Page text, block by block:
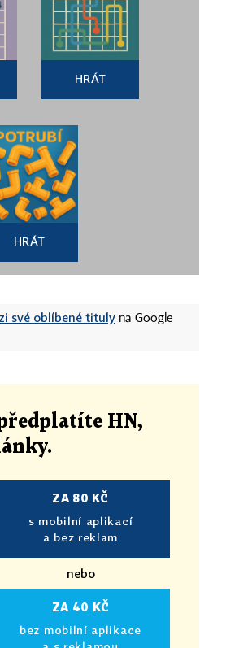
HRÁT
HRÁT
své oblíbené tituly na Google
HN,
.
ZA 80 KČ
s mobilní aplikací
a bez reklam
nebo
ZA 40 KČ
bez mobilní aplikace